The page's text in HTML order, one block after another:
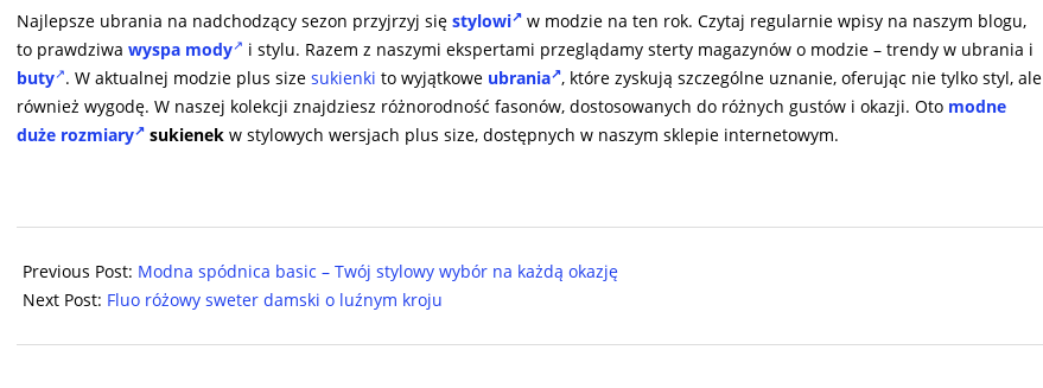
Najlepsze ubrania na nadchodzący sezon przyjrzyj się stylowi
w modzie na ten rok. Czytaj regularnie wpisy na naszym blogu,
to prawdziwa wyspa mody
i stylu. Razem z naszymi ekspertami przeglądamy sterty magazynów o modzie – trendy w ubrania i
buty . W aktualnej modzie plus size sukienki to wyjątkowe ubrania , które zyskują szczególne uznanie, oferując nie tylko styl, ale
również wygodę. W naszej kolekcji znajdziesz różnorodność fasonów, dostosowanych do różnych gustów i okazji. Oto modne
duże rozmiary
sukienek w stylowych wersjach plus size, dostępnych w naszym sklepie internetowym.
08-
23
Previous Post: Modna spódnica basic – Twój stylowy wybór na każdą okazję
Next Post: Fluo różowy sweter damski o luźnym kroju